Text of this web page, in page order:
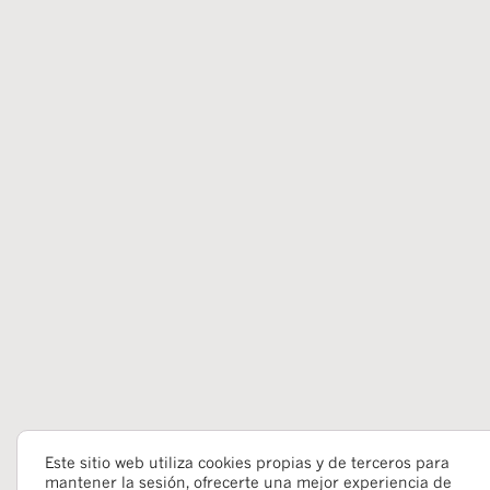
Este sitio web utiliza cookies propias y de terceros para
mantener la sesión, ofrecerte una mejor experiencia de